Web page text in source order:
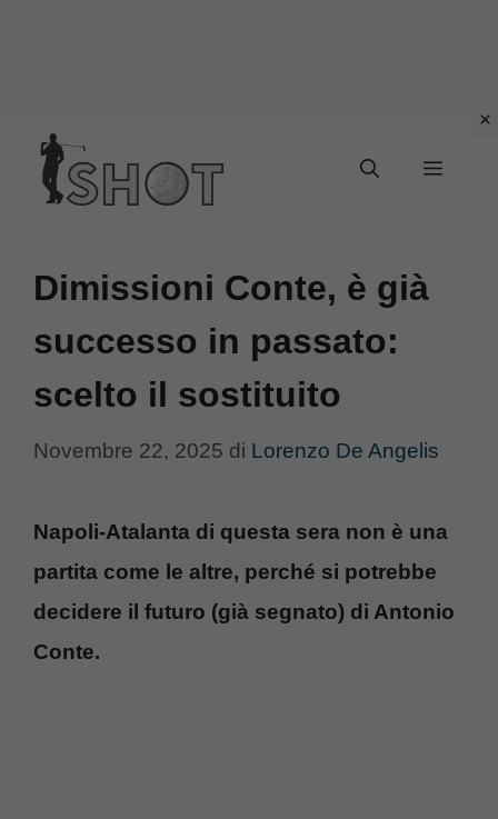
contenuto
Menu
Dimissioni Conte, è già
successo in passato:
scelto il sostituito
Novembre 22, 2025 di Lorenzo De Angelis
Napoli-Atalanta di questa sera non è una
partita come le altre, perché si potrebbe
decidere il futuro (già segnato) di Antonio
Conte.